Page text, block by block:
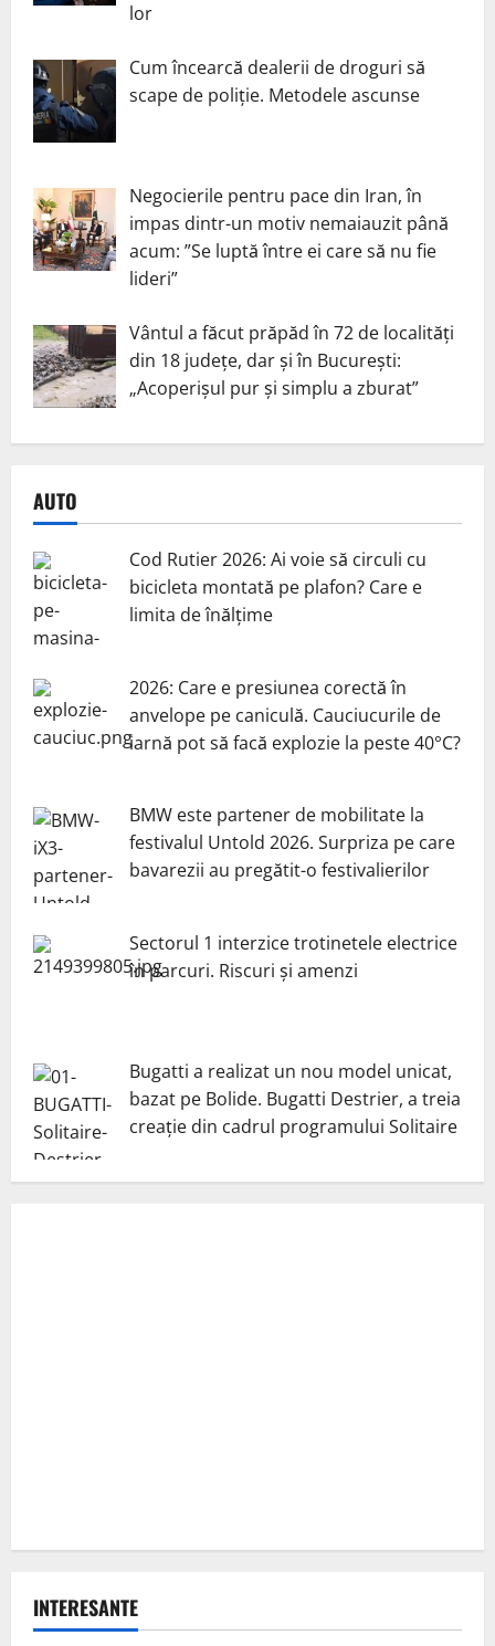
lor
Cum încearcă dealerii de droguri să
scape de poliție. Metodele ascunse
Negocierile pentru pace din Iran, în
impas dintr-un motiv nemaiauzit până
acum: ”Se luptă între ei care să nu fie
lideri”
Vântul a făcut prăpăd în 72 de localități
din 18 județe, dar și în București:
„Acoperișul pur și simplu a zburat”
AUTO
Cod Rutier 2026: Ai voie să circuli cu
bicicleta montată pe plafon? Care e
limita de înălțime
2026: Care e presiunea corectă în
anvelope pe caniculă. Cauciucurile de
iarnă pot să facă explozie la peste 40°C?
BMW este partener de mobilitate la
festivalul Untold 2026. Surpriza pe care
bavarezii au pregătit-o festivalierilor
Sectorul 1 interzice trotinetele electrice
în parcuri. Riscuri și amenzi
Bugatti a realizat un nou model unicat,
bazat pe Bolide. Bugatti Destrier, a treia
creație din cadrul programului Solitaire
INTERESANTE